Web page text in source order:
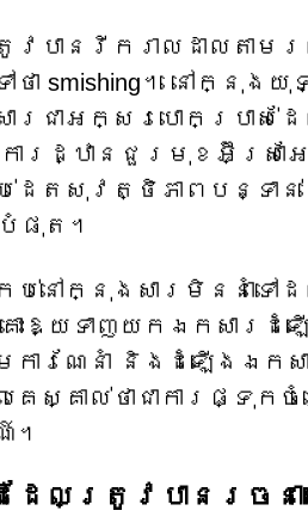
បានរីករាលដាលតាមរយ
ថា smishing។ នៅក្នុង
រជាអក្សរបោកប្រា
រដ្ឋានជួរមុខអ៊ីស្រាអែ
េតសុវត្ថិភាពបន្ទាន់
បំផុត។
ប់នៅក្នុងសារមិននាំទ
ោះឱ្យទាញយកឯកសារដំ
ារណែនាំ និងដំឡើងឯកសា
គេស្គាល់ថាជាការផ្ទុ
។
ែលត្រូវបានរចន